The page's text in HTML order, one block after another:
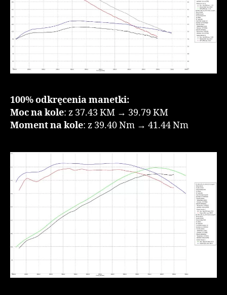
100% odkręcenia manetki:
Moc na kole: z 37.43 KM → 39.79 KM
Moment na kole: z 39.40 Nm → 41.44 Nm